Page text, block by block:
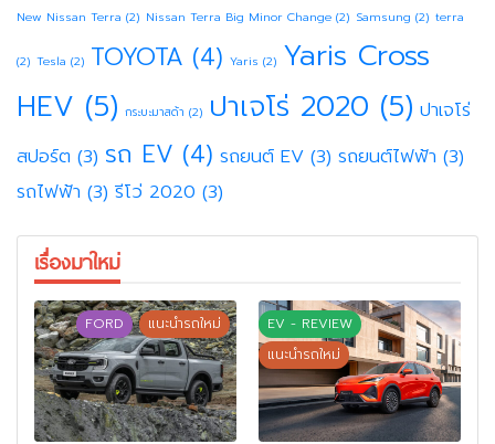
New Nissan Terra (2) Nissan Terra Big Minor Change (2) Samsung (2) terra
(2) Tesla (2) TOYOTA (4) Yaris (2) Yaris Cross
HEV (5) กระบะมาสด้า (2) ปาเจโร่ 2020 (5) ปาเจโร่
สปอร์ต (3) รถ EV (4) รถยนต์ EV (3) รถยนต์ไฟฟ้า (3)
รถไฟฟ้า (3) รีโว่ 2020 (3)
เรื่องมาใหม่
FORD แนะนำรถใหม่
EV - REVIEW
แนะนำรถใหม่